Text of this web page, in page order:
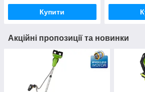
Купити
Акційні пропозиції та новинки